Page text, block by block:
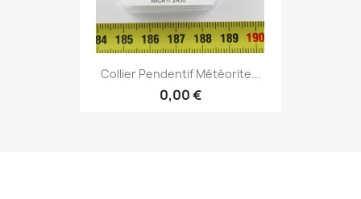
Collier Pendentif Météorite...
0,00 €